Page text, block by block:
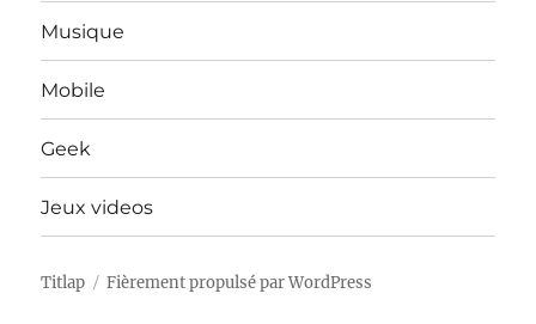
Musique
Mobile
Geek
Jeux videos
Titlap Fièrement propulsé par WordPress